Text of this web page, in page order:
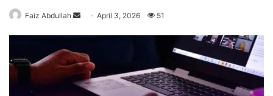
Faiz Abdullah
d
a
n
April 3, 2026 51